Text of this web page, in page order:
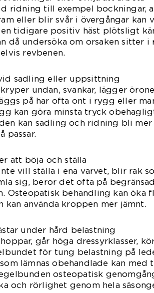
ridning till exempel bockningar,
eller blir svår i övergångar kan
tidigare positiv häst plötsligt
då undersöka om orsaken sitter i
revbenen.
sadling eller uppsittning
kryper undan, svankar, lägger
på har ofta ont i rygg eller
kan göra minsta tryck
kan sadling och ridning bli
passar.
att böja och ställa
vill ställa i ena varvet, blir rak
sig, beror det ofta på
Osteopatisk behandling kan
kan använda kroppen mer jämnt.
under hård belastning
går höga dressyrklasser,
för tung belastning på
lämnas obehandlade kan
osteopatisk
och rörlighet genom hela